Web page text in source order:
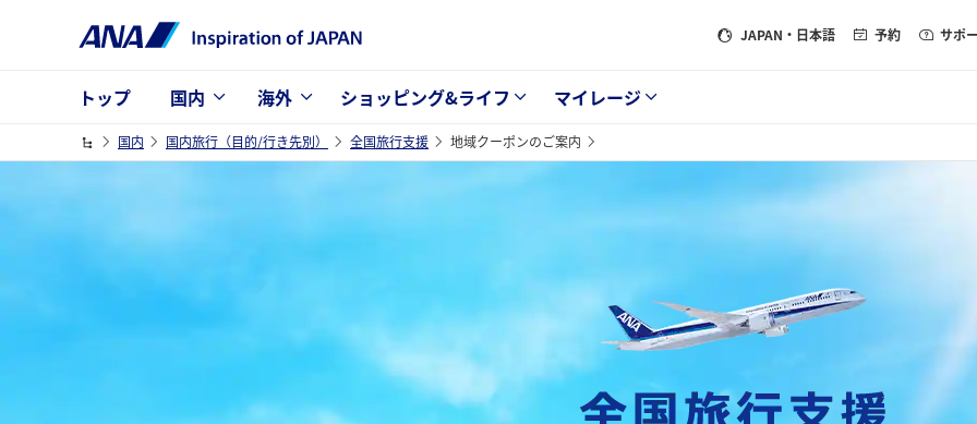
JAPAN ・日本語 予約 サポ
トップ 国内 海外 ショッピング&ライフ マイレージ
国内 国内旅行（目的/行き先別） 全国旅行支援 地域クーポンのご案内